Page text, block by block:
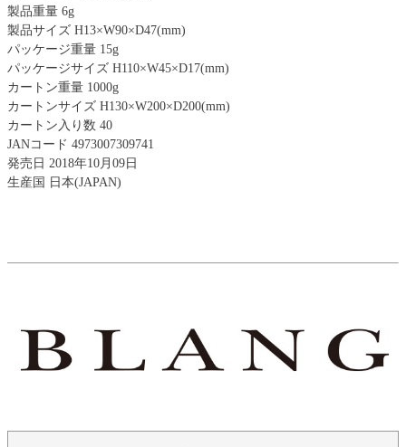
製品重量 6g
製品サイズ H13×W90×D47(mm)
パッケージ重量 15g
パッケージサイズ H110×W45×D17(mm)
カートン重量 1000g
カートンサイズ H130×W200×D200(mm)
カートン入り数 40
JANコード 4973007309741
発売日 2018年10月09日
生産国 日本(JAPAN)